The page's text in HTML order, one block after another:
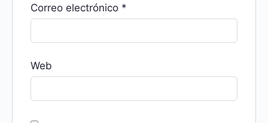
Correo electrónico *
Web